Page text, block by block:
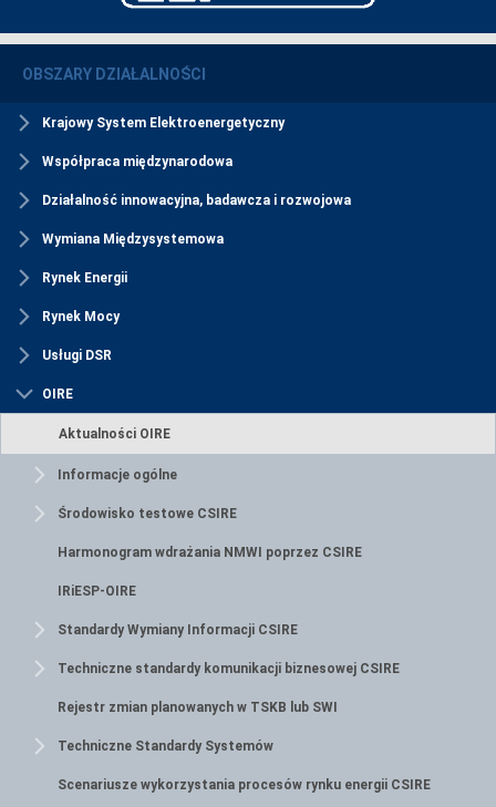
OBSZARY DZIAŁALNOŚCI
Krajowy System Elektroenergetyczny
Współpraca międzynarodowa
Działalność innowacyjna, badawcza i rozwojowa
Wymiana Międzysystemowa
Rynek Energii
Rynek Mocy
Usługi DSR
OIRE
Aktualności OIRE
Informacje ogólne
Środowisko testowe CSIRE
Harmonogram wdrażania NMWI poprzez CSIRE
IRiESP-OIRE
Standardy Wymiany Informacji CSIRE
Techniczne standardy komunikacji biznesowej CSIRE
Rejestr zmian planowanych w TSKB lub SWI
Techniczne Standardy Systemów
Scenariusze wykorzystania procesów rynku energii CSIRE